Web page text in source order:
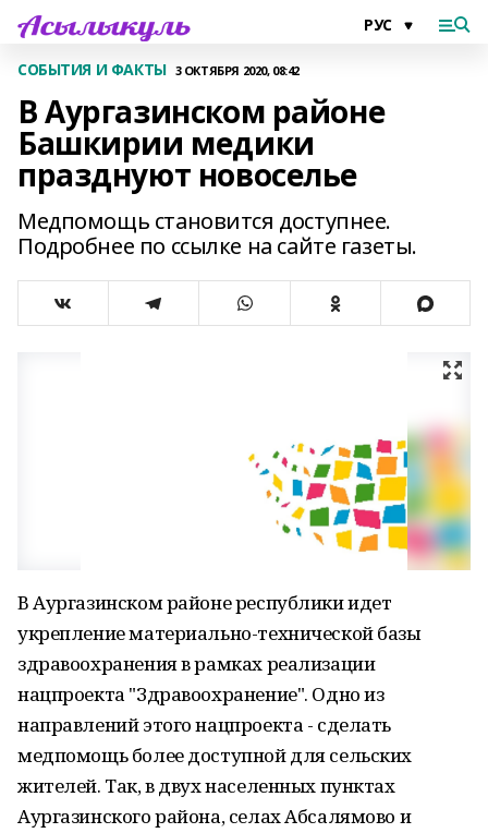
СОБЫТИЯ И ФАКТЫ 3 ОКТЯБРЯ 2020, 08:42
В Аургазинском районе
Башкирии медики
празднуют новоселье
Медпомощь становится доступнее.
Подробнее по ссылке на сайте газеты.
В Аургазинском районе республики идет
укрепление материально-технической базы
здравоохранения в рамках реализации
нацпроекта "Здравоохранение". Одно из
направлений этого нацпроекта - сделать
медпомощь более доступной для сельских
жителей. Так, в двух населенных пунктах
Аургазинского района, селах Абсалямово и